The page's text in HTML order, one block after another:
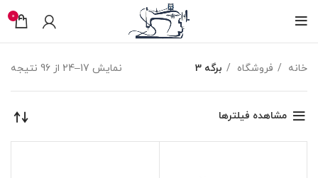
0
خانه فروشگاه برگه 3 نمایش 17–24 از 96 نتیجه
مشاهده فیلترها